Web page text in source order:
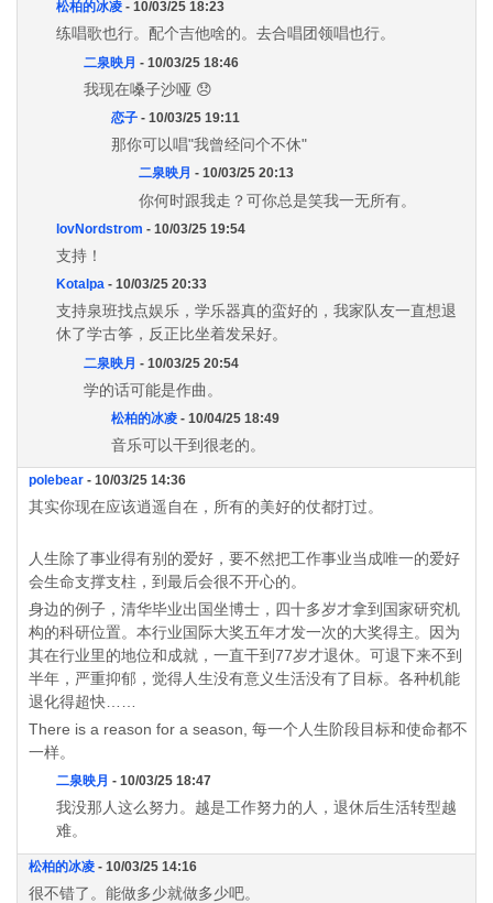
松柏的冰凌 - 10/03/25 18:23
练唱歌也行。配个吉他啥的。去合唱团领唱也行。
二泉映月 - 10/03/25 18:46
我现在嗓子沙哑 😞
恋子 - 10/03/25 19:11
那你可以唱"我曾经问个不休"
二泉映月 - 10/03/25 20:13
你何时跟我走？可你总是笑我一无所有。
lovNordstrom - 10/03/25 19:54
支持！
Kotalpa - 10/03/25 20:33
支持泉班找点娱乐，学乐器真的蛮好的，我家队友一直想退
休了学古筝，反正比坐着发呆好。
二泉映月 - 10/03/25 20:54
学的话可能是作曲。
松柏的冰凌 - 10/04/25 18:49
音乐可以干到很老的。
polebear - 10/03/25 14:36
其实你现在应该逍遥自在，所有的美好的仗都打过。
人生除了事业得有别的爱好，要不然把工作事业当成唯一的爱好
会生命支撑支柱，到最后会很不开心的。
身边的例子，清华毕业出国坐博士，四十多岁才拿到国家研究机
构的科研位置。本行业国际大奖五年才发一次的大奖得主。因为
其在行业里的地位和成就，一直干到77岁才退休。可退下来不到
半年，严重抑郁，觉得人生没有意义生活没有了目标。各种机能
退化得超快……
There is a reason for a season, 每一个人生阶段目标和使命都不
一样。
二泉映月 - 10/03/25 18:47
我没那人这么努力。越是工作努力的人，退休后生活转型越
难。
松柏的冰凌 - 10/03/25 14:16
很不错了。能做多少就做多少吧。